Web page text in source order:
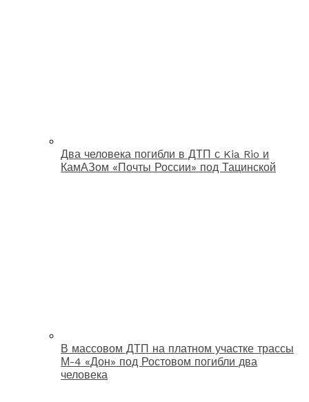
Два человека погибли в ДТП с Kia Rio и
КамАЗом «Почты России» под Тацинской
В массовом ДТП на платном участке трассы
М-4 «Дон» под Ростовом погибли два
человека